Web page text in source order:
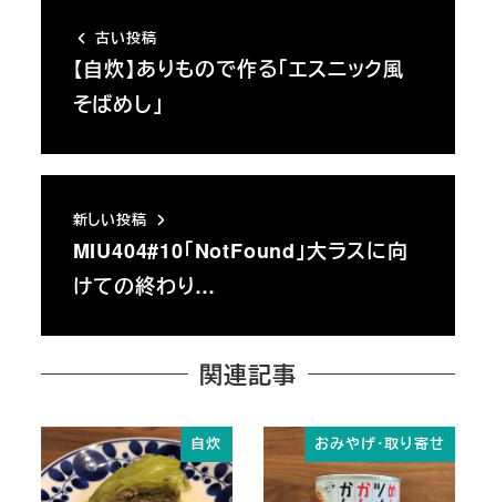
古い投稿
【自炊】ありもので作る「エスニック風
そばめし」
新しい投稿
MIU404#10「NotFound」大ラスに向
けての終わり…
関連記事
自炊 おみやげ・取り寄せ